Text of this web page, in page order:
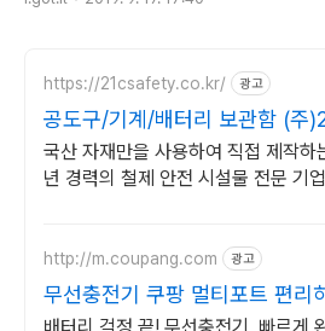
https://21csafety.co.kr/ 광고
공도구/기계/배터리 보관함 (주
안전산업
국산 자재만을 사용하여 직접 제작하
년 경력의 철제 안전 시설물 전문 기
http://m.coupang.com 광고
무선충전기 쿠팡 멀티포트 편리